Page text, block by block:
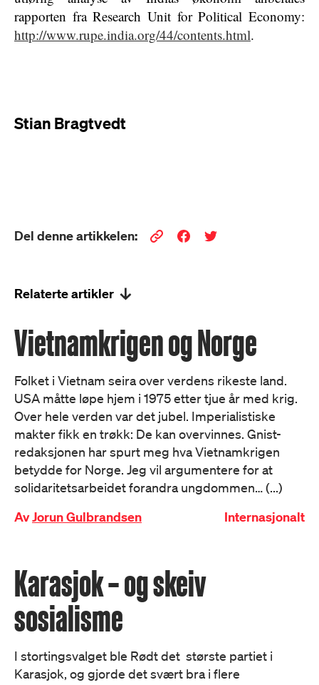
rapporten fra Research Unit for Political Economy:
http://www.rupe.india.org/44/contents.html.
Stian Bragtvedt
Del denne artikkelen:
Relaterte artikler
Vietnamkrigen og Norge
Folket i Vietnam seira over verdens rikeste land.
USA måtte løpe hjem i 1975 etter tjue år med krig.
Over hele verden var det jubel. Imperialistiske
makter fikk en trøkk: De kan overvinnes. Gnist-
redaksjonen har spurt meg hva Vietnamkrigen
betydde for Norge. Jeg vil argumentere for at
solidaritetsarbeidet forandra ungdommen… (...)
AvJorun Gulbrandsen Internasjonalt
Karasjok – og skeiv
sosialisme
I stortingsvalget ble Rødt det største partiet i
Karasjok, og gjorde det svært bra i flere